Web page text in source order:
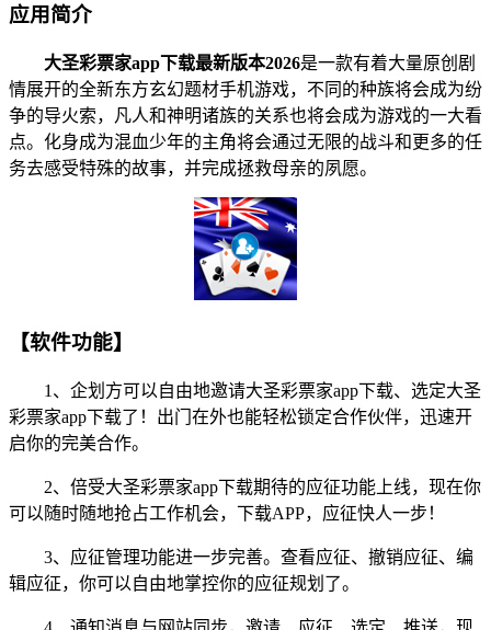
应用简介
大圣彩票家app下载最新版本2026是一款有着大量原创剧
情展开的全新东方玄幻题材手机游戏，不同的种族将会成为纷
争的导火索，凡人和神明诸族的关系也将会成为游戏的一大看
点。化身成为混血少年的主角将会通过无限的战斗和更多的任
务去感受特殊的故事，并完成拯救母亲的夙愿。
【软件功能】
1、企划方可以自由地邀请大圣彩票家app下载、选定大圣
彩票家app下载了！出门在外也能轻松锁定合作伙伴，迅速开
启你的完美合作。
2、倍受大圣彩票家app下载期待的应征功能上线，现在你
可以随时随地抢占工作机会，下载APP，应征快人一步！
3、应征管理功能进一步完善。查看应征、撤销应征、编
辑应征，你可以自由地掌控你的应征规划了。